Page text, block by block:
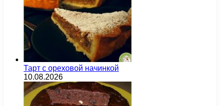
Тарт с ореховой начинкой
10.08.2026